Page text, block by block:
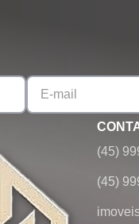
(45)
(45)